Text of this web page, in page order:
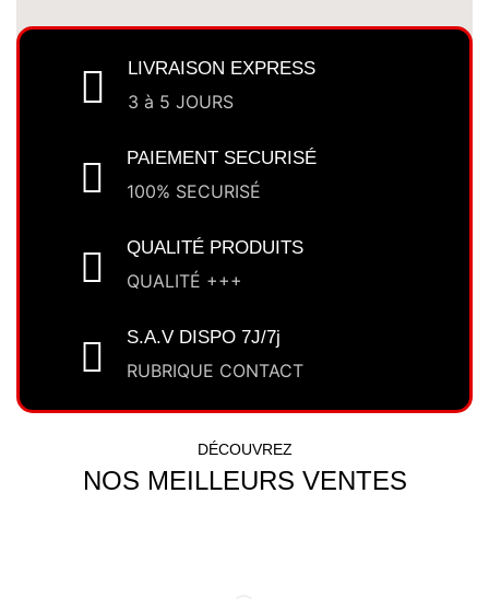
LIVRAISON EXPRESS
3 à 5 JOURS
PAIEMENT SECURISÉ
100% SECURISÉ
QUALITÉ PRODUITS
QUALITÉ +++
S.A.V DISPO 7J/7j
RUBRIQUE CONTACT
DÉCOUVREZ
NOS MEILLEURS VENTES